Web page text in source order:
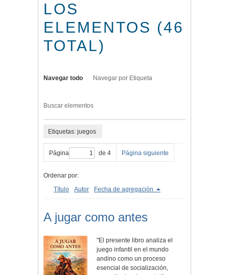
LOS
ELEMENTOS (46
TOTAL)
Navegar todo Navegar por Etiqueta
Buscar elementos
Etiquetas: juegos
Página de 4 Página siguiente
Ordenar por:
Título
Autor Fecha de agregación
A jugar como antes
"El presente libro analiza el
juego infantil en el mundo
andino como un proceso
esencial de socialización,